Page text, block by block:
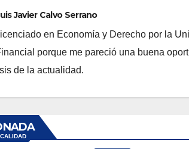
Javier Calvo Serrano
en Economía y Derecho por la
porque me pareció una buena
de la actualidad.